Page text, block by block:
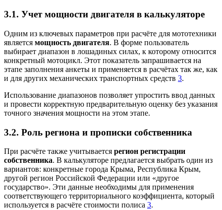
3.1. Учет мощности двигателя в калькуляторе
Одним из ключевых параметров при расчёте для мототехники
является мощность двигателя. В форме пользователь
выбирает диапазон в лошадиных силах, к которому относится
конкретный мотоцикл. Этот показатель запрашивается на
этапе заполнения анкеты и применяется в расчётах так же, как
и для других механических транспортных средств 3.
Использование диапазонов позволяет упростить ввод данных
и провести корректную предварительную оценку без указания
точного значения мощности на этом этапе.
3.2. Роль региона и прописки собственника
При расчёте также учитывается регион регистрации
собственника. В калькуляторе предлагается выбрать один из
вариантов: конкретные города Крыма, Республика Крым,
другой регион Российской Федерации или «другое
государство». Эти данные необходимы для применения
соответствующего территориального коэффициента, который
используется в расчёте стоимости полиса 3.